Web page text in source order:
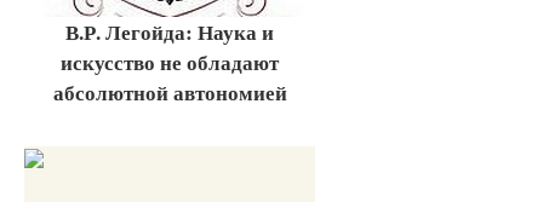
В.Р. Легойда: Наука и
искусство не обладают
абсолютной автономией